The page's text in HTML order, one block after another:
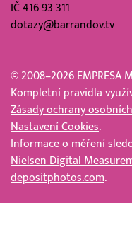
IČ 416 93 311
dotazy@barrandov.tv
© 2008–2026 EMPRESA
Kompletní pravidla
Zásady ochrany
Nastavení Cookies.
Informace o měření
Nielsen Digital
depositphotos.com.